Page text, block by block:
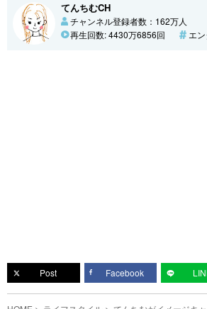
てんちむCH
チャンネル登録者数：162万人
再生回数: 4430万6856回
エ
Post Facebook